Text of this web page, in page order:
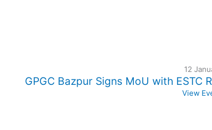
12
GPGC Bazpur Signs MoU with ESTC
View